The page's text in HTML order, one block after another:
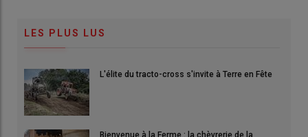
LES PLUS LUS
L'élite du tracto-cross s'invite à Terre en Fête